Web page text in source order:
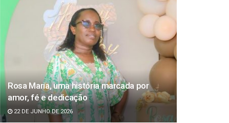
Rosa Maria, uma história marcada por
amor, fé e dedicação
22 DE JUNHO DE 2026